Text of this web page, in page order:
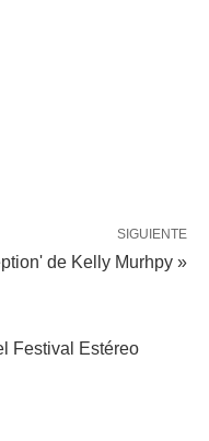
SIGUIENTE
de Kelly Murhpy »
Festival Estéreo